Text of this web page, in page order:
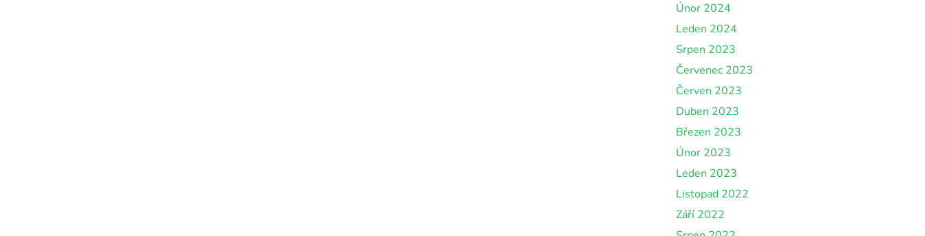
Únor 2024
Leden 2024
Srpen 2023
Červenec 2023
Červen 2023
Duben 2023
Březen 2023
Únor 2023
Leden 2023
Listopad 2022
Září 2022